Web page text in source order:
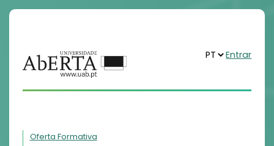
Entrar
Oferta Formativa